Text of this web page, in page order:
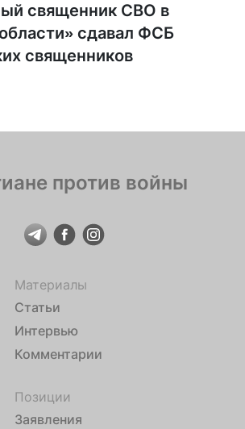
священник СВО в
сдавал ФСБ
священников
против войны
Материалы
Статьи
Интервью
Комментарии
Позиции
Заявления